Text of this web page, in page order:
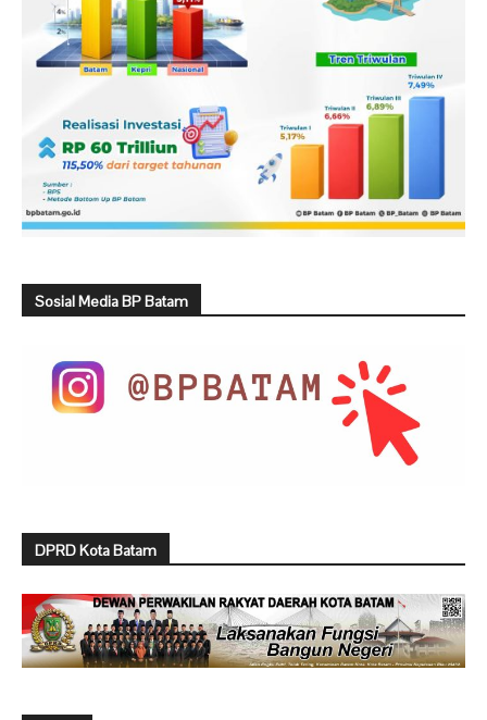
Sosial Media BP Batam
DPRD Kota Batam